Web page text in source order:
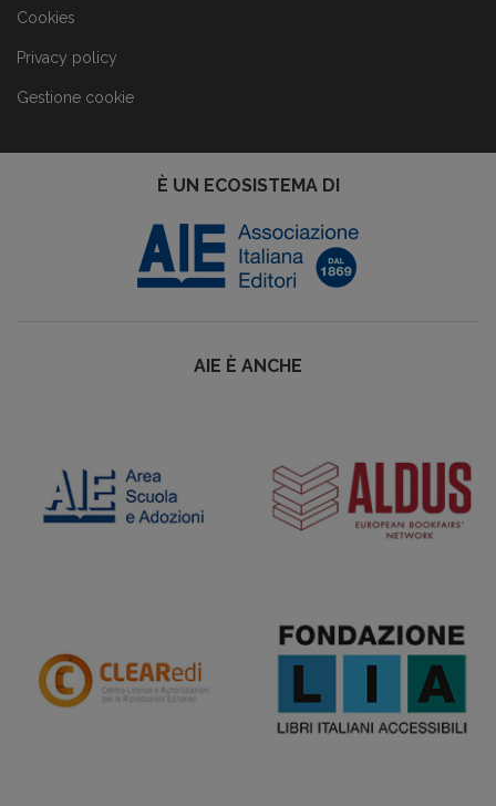
Cookies
Privacy policy
Gestione cookie
È UN ECOSISTEMA DI
AIE È ANCHE